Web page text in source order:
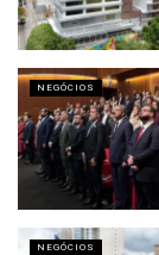
NEGÓCIOS
NEGÓCIOS